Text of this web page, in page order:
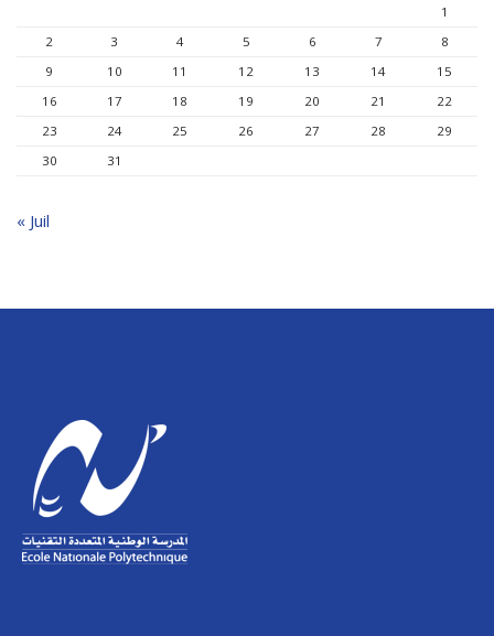
1
2
3 4 5 6 7
8
9
10 11 12 13 14
15
16
17 18 19 20 21
22
23
24 25 26 27 28
29
30
31
« Juil